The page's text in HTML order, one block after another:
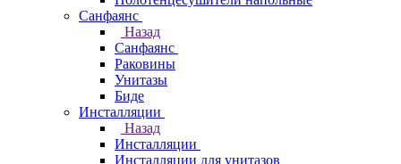
Санфаянс
Назад
Санфаянс
Раковины
Унитазы
Биде
Инсталляции
Назад
Инсталляции
Инсталляции для унитазов